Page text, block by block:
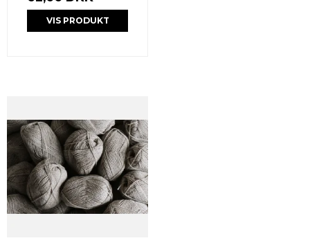
VIS PRODUKT